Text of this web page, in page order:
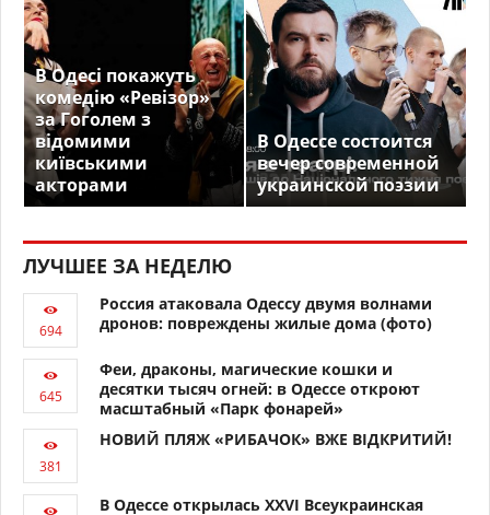
В Одесі покажуть
комедію «Ревізор»
за Гоголем з
відомими
київськими
акторами
В Одессе состоится
вечер современной
украинской поэзии
ЛУЧШЕЕ ЗА НЕДЕЛЮ
Россия атаковала Одессу двумя волнами
дронов: повреждены жилые дома (фото)
Феи, драконы, магические кошки и
десятки тысяч огней: в Одессе откроют
масштабный «Парк фонарей»
НОВИЙ ПЛЯЖ «РИБАЧОК» ВЖЕ ВІДКРИТИЙ!
В Одессе открылась XXVI Всеукраинская